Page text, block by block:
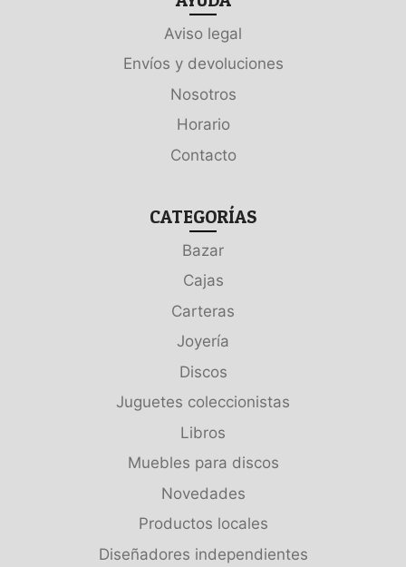
Aviso legal
Envíos y devoluciones
Nosotros
Horario
Contacto
CATEGORÍAS
Bazar
Cajas
Carteras
Joyería
Discos
Juguetes coleccionistas
Libros
Muebles para discos
Novedades
Productos locales
Diseñadores independientes